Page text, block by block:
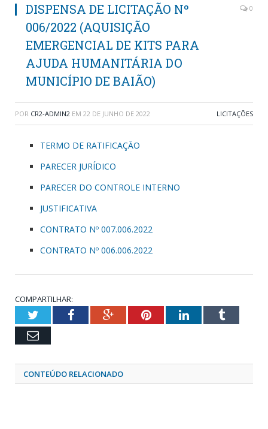
DISPENSA DE LICITAÇÃO Nº
006/2022 (AQUISIÇÃO
EMERGENCIAL DE KITS PARA
AJUDA HUMANITÁRIA DO
MUNICÍPIO DE BAIÃO)
0
POR CR2-ADMIN2 EM 22 DE JUNHO DE 2022 LICITAÇÕES
TERMO DE RATIFICAÇÃO
PARECER JURÍDICO
PARECER DO CONTROLE INTERNO
JUSTIFICATIVA
CONTRATO Nº 007.006.2022
CONTRATO Nº 006.006.2022
COMPARTILHAR:
TwitterFacebookGoogle+PinterestLinkedInTumblr
Email
CONTEÚDO RELACIONADO